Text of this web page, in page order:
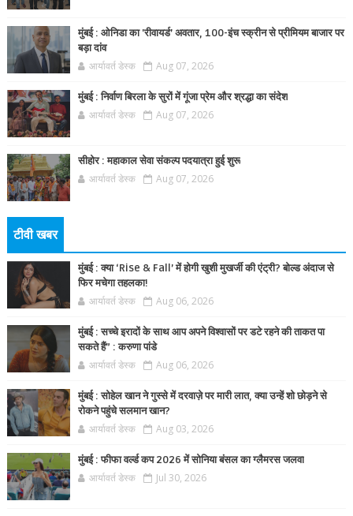
मुंबई : ओनिडा का 'रीवायर्ड’ अवतार, 100-इंच स्क्रीन से प्रीमियम बाजार पर
बड़ा दांव
आर्यावर्त डेस्क Aug 07, 2026
मुंबई : निर्वाण बिरला के सुरों में गूंजा प्रेम और श्रद्धा का संदेश
आर्यावर्त डेस्क Aug 07, 2026
सीहोर : महाकाल सेवा संकल्प पदयात्रा हुई शुरू
आर्यावर्त डेस्क Aug 07, 2026
टीवी खबर
मुंबई : क्या ‘Rise & Fall’ में होगी खुशी मुखर्जी की एंट्री? बोल्ड अंदाज से
फिर मचेगा तहलका!
आर्यावर्त डेस्क Aug 06, 2026
मुंबई : सच्चे इरादों के साथ आप अपने विश्वासों पर डटे रहने की ताकत पा
सकते हैं” : करुणा पांडे
आर्यावर्त डेस्क Aug 06, 2026
मुंबई : सोहेल खान ने गुस्से में दरवाज़े पर मारी लात, क्या उन्हें शो छोड़ने से
रोकने पहुंचे सलमान खान?
आर्यावर्त डेस्क Aug 03, 2026
मुंबई : फीफा वर्ल्ड कप 2026 में सोनिया बंसल का ग्लैमरस जलवा
आर्यावर्त डेस्क Jul 30, 2026